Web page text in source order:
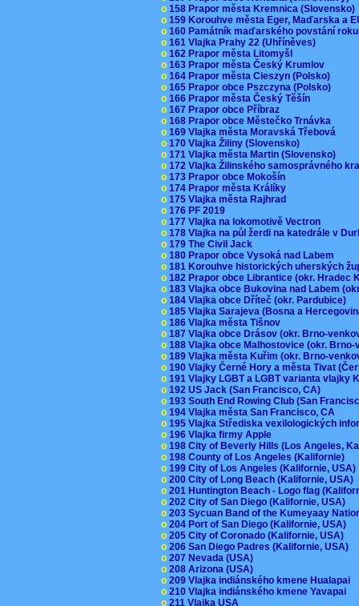
o 158 Prapor města Kremnica (Slovensko)
o 159 Korouhve města Eger, Maďarska a
o 160 Památník maďarského povstání
o 161 Vlajka Prahy 22 (Uhříněves)
o 162 Prapor města Litomyšl
o 163 Prapor města Český Krumlov
o 164 Prapor města Cieszyn (Polsko)
o 165 Prapor obce Pszczyna (Polsko)
o 166 Prapor města Český Těšín
o 167 Prapor obce Příbraz
o 168 Prapor obce Městečko Trnávka
o 169 Vlajka města Moravská Třebová
o 170 Vlajka Žiliny (Slovensko)
o 171 Vlajka města Martin (Slovensko)
o 172 Vlajka Žilinského samosprávného
o 173 Prapor obce Mokošín
o 174 Prapor města Králíky
o 175 Vlajka města Rajhrad
o 176 PF 2019
o 177 Vlajka na lokomotivě Vectron
o 178 Vlajka na půl žerdi na katedrále v
o 179 The Civil Jack
o 180 Prapor obce Vysoká nad Labem
o 181 Korouhve historických uherských
o 182 Prapor obce Librantice (okr. Hradec
o 183 Vlajka obce Bukovina nad Labem
o 184 Vlajka obce Dříteč (okr. Pardubice)
o 185 Vlajka Sarajeva (Bosna a
o 186 Vlajka města Tišnov
o 187 Vlajka obce Drásov (okr. Brno-
o 188 Vlajka obce Malhostovice (okr.
o 189 Vlajka města Kuřim (okr. Brno-
o 190 Vlajky Černé Hory a města Tivat
o 191 Vlajky LGBT a LGBT varianta vlajky
o 192 US Jack (San Francisco, CA)
o 193 South End Rowing Club (San
o 194 Vlajka města San Francisco, CA
o 195 Vlajka Střediska vexilologických
o 196 Vlajka firmy Apple
o 198 City of Beverly Hills (Los Angeles,
o 198 County of Los Angeles (Kalifornie)
o 199 City of Los Angeles (Kalifornie,
o 200 City of Long Beach (Kalifornie, USA)
o 201 Huntington Beach - Logo flag
o 202 City of San Diego (Kalifornie, USA)
o 203 Sycuan Band of the Kumeyaay
o 204 Port of San Diego (Kalifornie, USA)
o 205 City of Coronado (Kalifornie, USA)
o 206 San Diego Padres (Kalifornie, USA)
o 207 Nevada (USA)
o 208 Arizona (USA)
o 209 Vlajka indiánského kmene Hualapai
o 210 Vlajka indiánského kmene Yavapai
o 211 Vlajka USA